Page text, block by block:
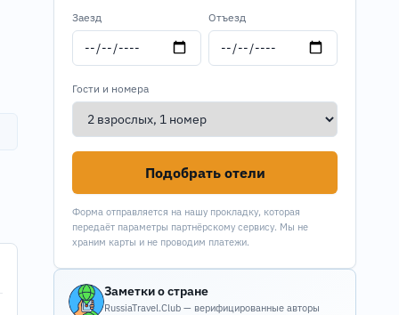
Заезд Отъезд
Гости и номера
Подобрать отели
Форма отправляется на нашу прокладку, которая
передаёт параметры партнёрскому сервису. Мы не
храним карты и не проводим платежи.
Заметки о стране
RussiaTravel.Club — верифицированные авторы